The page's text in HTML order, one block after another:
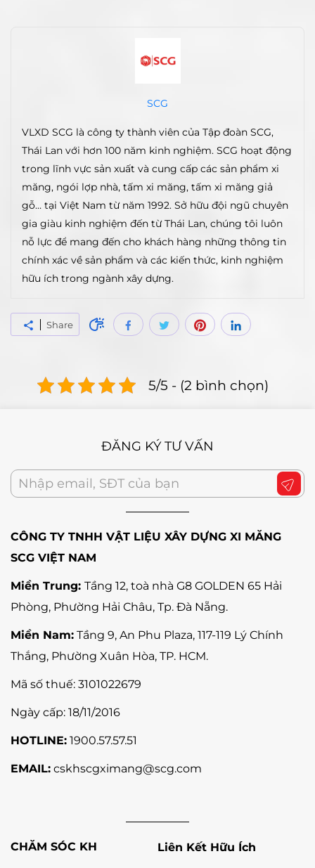
SCG
VLXD SCG là công ty thành viên của Tập đoàn SCG,
Thái Lan với hơn 100 năm kinh nghiệm. SCG hoạt động
trong lĩnh vực sản xuất và cung cấp các sản phẩm xi
măng, ngói lợp nhà, tấm xi măng, tấm xi măng giả
gỗ… tại Việt Nam từ năm 1992. Sở hữu đội ngũ chuyên
gia giàu kinh nghiệm đến từ Thái Lan, chúng tôi luôn
nỗ lực để mang đến cho khách hàng những thông tin
chính xác về sản phẩm và các kiến thức, kinh nghiệm
hữu ích trong ngành xây dựng.
Share
5/5 - (2 bình chọn)
ĐĂNG KÝ TƯ VẤN
CÔNG TY TNHH VẬT LIỆU XÂY DỰNG XI MĂNG
SCG VIỆT NAM
Miền Trung: Tầng 12, toà nhà G8 GOLDEN 65 Hải
Phòng, Phường Hải Châu, Tp. Đà Nẵng.
Miền Nam: Tầng 9, An Phu Plaza, 117-119 Lý Chính
Thắng, Phường Xuân Hòa, TP. HCM.
Mã số thuế: 3101022679
Ngày cấp: 18/11/2016
HOTLINE: 1900.57.57.51
EMAIL: cskhscgximang@scg.com
Liên Kết Hữu Ích